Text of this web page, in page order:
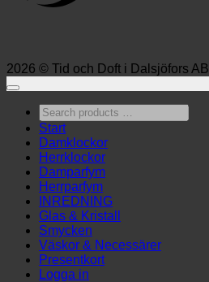
2026 © Tid och Doft i Dalsjöfors AB
Search
products
…
Start
Damklockor
Herrklockor
Damparfym
Herrparfym
INREDNING
Glas & Kristall
Smycken
Väskor & Necessärer
Presentkort
Logga in